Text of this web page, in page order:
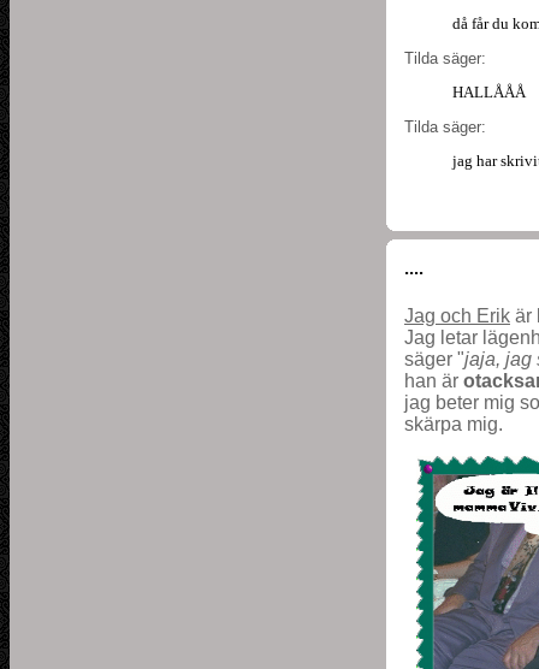
då får du
Tilda säger:
HALLÅÅÅ
Tilda säger:
jag har
....
Jag och Erik är
Jag letar
säger "jaja, jag
han är
jag beter mig
skärpa mig.